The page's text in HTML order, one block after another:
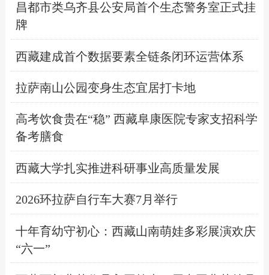
昌都市类乌齐县公安局首个生态警务室正式挂
牌
西藏建成首个数据要素全链条闭环运营体系
拉萨南山公园变身生态宜居打卡地
高考饮食贵在“稳” 西藏阜康医院专家支招科学
备考膳食
西藏大学扎实推进科研事业高质量发展
2026环拉萨自行车大赛7月举行
十年育幼守初心：西藏山南萌娃多彩展演欢庆
“六一”